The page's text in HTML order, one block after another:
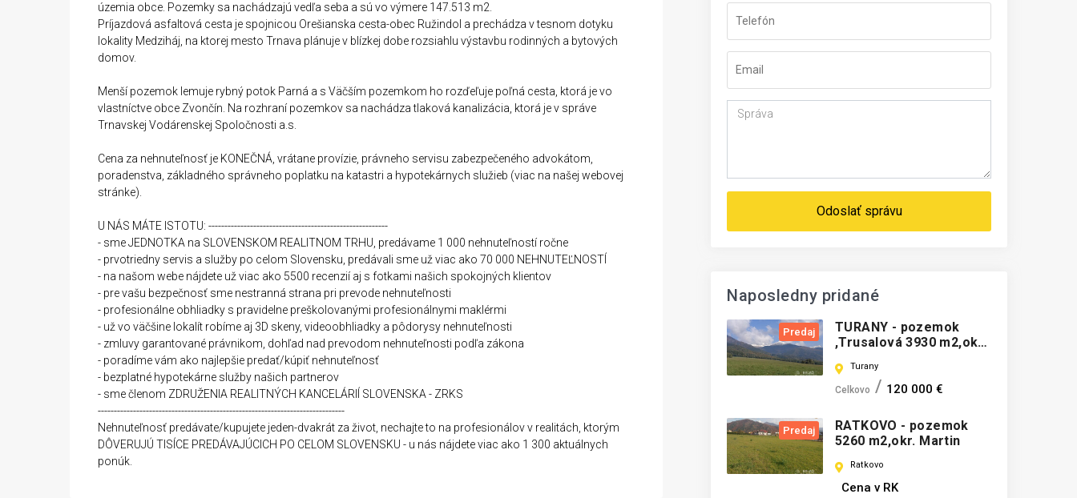
územia obce. Pozemky sa nachádzajú vedľa seba a sú vo výmere 147.513 m2.
Príjazdová asfaltová cesta je spojnicou Orešianska cesta-obec Ružindol a prechádza v tesnom dotyku
lokality Medziháj, na ktorej mesto Trnava plánuje v blízkej dobe rozsiahlu výstavbu rodinných a bytových
domov.
Menší pozemok lemuje rybný potok Parná a s Väčším pozemkom ho rozďeľuje poľná cesta, ktorá je vo
vlastníctve obce Zvončín. Na rozhraní pozemkov sa nachádza tlaková kanalizácia, ktorá je v správe
Trnavskej Vodárenskej Spoločnosti a.s.
Cena za nehnuteľnosť je KONEČNÁ, vrátane provízie, právneho servisu zabezpečeného advokátom,
poradenstva, základného správneho poplatku na katastri a hypotekárnych služieb (viac na našej webovej
stránke).
U NÁS MÁTE ISTOTU: --------------------------------------------------------
- sme JEDNOTKA na SLOVENSKOM REALITNOM TRHU, predávame 1 000 nehnuteľností ročne
- prvotriedny servis a služby po celom Slovensku, predávali sme už viac ako 70 000 NEHNUTEĽNOSTÍ
- na našom webe nájdete už viac ako 5500 recenzií aj s fotkami našich spokojných klientov
- pre vašu bezpečnosť sme nestranná strana pri prevode nehnuteľnosti
- profesionálne obhliadky s pravidelne preškolovanými profesionálnymi maklérmi
- už vo väčšine lokalít robíme aj 3D skeny, videoobhliadky a pôdorysy nehnuteľnosti
- zmluvy garantované právnikom, dohľad nad prevodom nehnuteľnosti podľa zákona
- poradíme vám ako najlepšie predať/kúpiť nehnuteľnosť
- bezplatné hypotekárne služby našich partnerov
- sme členom ZDRUŽENIA REALITNÝCH KANCELÁRIÍ SLOVENSKA - ZRKS
-----------------------------------------------------------------------------
Nehnuteľnosť predávate/kupujete jeden-dvakrát za život, nechajte to na profesionálov v realitách, ktorým
DÔVERUJÚ TISÍCE PREDÁVAJÚCICH PO CELOM SLOVENSKU - u nás nájdete viac ako 1 300 aktuálnych
ponúk.
Odoslať správu
Naposledny pridané
Predaj
TURANY - pozemok
,Trusalová 3930 m2,okr.
Turany
Celkovo 120 000 €
Predaj
RATKOVO - pozemok
5260 m2,okr. Martin
Ratkovo
Cena v RK